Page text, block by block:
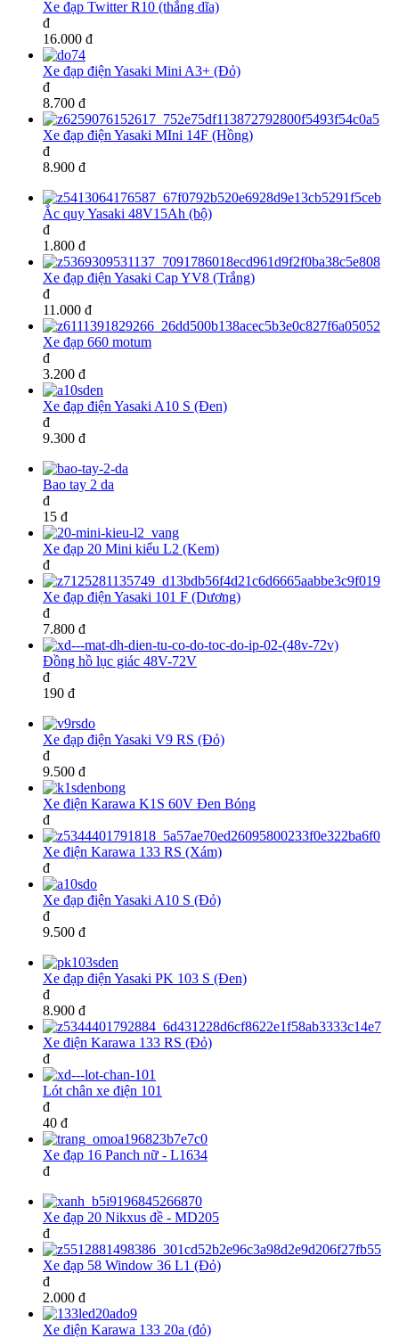
Xe đạp Twitter R10 (thắng dĩa)
đ
16.000 đ
Xe đạp điện Yasaki Mini A3+ (Đỏ)
đ
8.700 đ
Xe đạp điện Yasaki MIni 14F (Hồng)
đ
8.900 đ
Ắc quy Yasaki 48V15Ah (bộ)
đ
1.800 đ
Xe đạp điện Yasaki Cap YV8 (Trắng)
đ
11.000 đ
Xe đạp 660 motum
đ
3.200 đ
Xe đạp điện Yasaki A10 S (Đen)
đ
9.300 đ
Bao tay 2 da
đ
15 đ
Xe đạp 20 Mini kiểu L2 (Kem)
đ
Xe đạp điện Yasaki 101 F (Dương)
đ
7.800 đ
Đồng hồ lục giác 48V-72V
đ
190 đ
Xe đạp điện Yasaki V9 RS (Đỏ)
đ
9.500 đ
Xe điện Karawa K1S 60V Đen Bóng
đ
Xe điện Karawa 133 RS (Xám)
đ
Xe đạp điện Yasaki A10 S (Đỏ)
đ
9.500 đ
Xe đạp điện Yasaki PK 103 S (Đen)
đ
8.900 đ
Xe điện Karawa 133 RS (Đỏ)
đ
Lót chân xe điện 101
đ
40 đ
Xe đạp 16 Panch nữ - L1634
đ
Xe đạp 20 Nikxus đề - MD205
đ
Xe đạp 58 Window 36 L1 (Đỏ)
đ
2.000 đ
Xe điện Karawa 133 20a (đỏ)